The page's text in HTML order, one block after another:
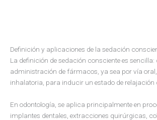
Definición y aplicaciones de la sedación
La definición de sedación consciente es sencilla:
administración de fármacos, ya sea por vía
inhalatoria, para inducir un estado de relajación
En odontología, se aplica principalmente en
implantes dentales, extracciones quirúrgicas,